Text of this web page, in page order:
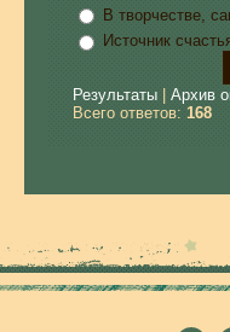
В творчестве,
Источник
Результаты
Архив
Всего ответов: 168